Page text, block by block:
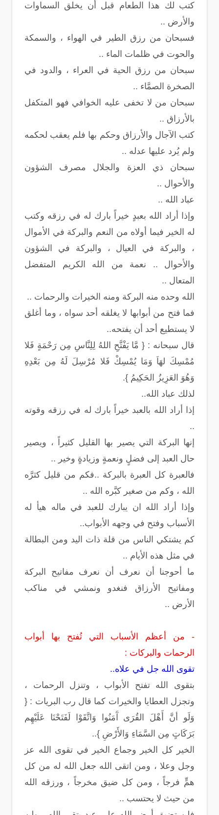
كتب لك هذا الطعام قبل أن يخلق السماوات
والأرض ..
فسبحان من رزق الطير في الهواء ، والسمكة
والحوت في ظلمات الماء ..
سبحان من رزق الحية في العراء ، والدود في
الصخرة الصمَّاء ..
سبحان من لا تخفى عليه الخوافي فهو المتكفل
بالأرزاق ..
كتب الآجال والأرزاق وحكم بها فلم يعقب لحكمه
ولم يُرد عليها عدله ..
سبحان ذي العزة والجلال مصرف الشؤون
والأحوال ..
عباد الله ..
وإذا أراد الله بعبدٍ خيراً بارك له في رزقه وكتب
له الخير فيما أولاه من النعم والبركة في الأموال
، والبركة في العيال ، والبركة في الشؤون
والأحوال .. نعمة من الله الكريم المتفضل
المتعال ..
الله وحده منه البركة ومنه الخيرات والرحمات ..
فما فتح من أبوابها لا يغلقه أحد سواه ، وما أغلق
لا يستطيع أحد أن يفتحه..
قال سبحانه : { مَّا يَفْتَّحِ اللهُ لِلِنَّاسِ مِن رَحْمَةٍ فَلا
مُمْسِكَ لهَاَ وَمَا يُمْسِكْ فَلا مُرْسِلَ لَهُ مِن بَعْدِهِ
وَهُوَ العَزِيزُ الحَكِيمُ }.
لذلك عباد الله..
إذا أراد الله بالعبد خيراً بارك له في رزقه وقوته
..
إنها البركة التي يصير بها القليل كثيراً ، ويصير
حال العبد إلى فضلٍ ونعمةٍ وزيادةٍ وخير ..
فالعبرة كل العبرة بالبركة ..فكم من قليل كثرَّه
الله ، وكم من صغير كبَّره الله ..
وإذا أراد الله ان يبارك للعبد في ماله هيأ له
الأسباب وفتح في وجهه الأبواب..
كم يشتكي الناس من قلة ذات اليد ومن البطالة
في مثل هذه الأيام ..
ما أحوجنا أن نعرف أن نعرف مفاتيح البركة
ومفاتيح الأرزاق فنغدو ونمشي في مناكب
الأرض ..
- من أعظم الأسباب التي تُفتح بها أبواب
الرحمات والبركات :
تقوى الله جل في علاه..
بتقوى الله تفتح الأبواب ، وتنزل الرحمات ،
وتجزل العطايا والخيرات كما قال رب البريات : {
وَلَو أنَّ أَهْلَ القُرَى آَمَنُوا وَاتَّقَوْا لَفَتَحْنَا عَلَيْهِم
بَرَكَاتٍ مِن السَّمَاءِ وَالأَرْضِ }..
الخير كل الخير وجماع الخير في تقوى الله عز
وجل وعلا ، ومن اتقى الله جعل الله له من كل
همٍّ فرجاً ، ومن كل ضيق مخرجاً ، ورزقه الله
من حيث لا يحتسب ..